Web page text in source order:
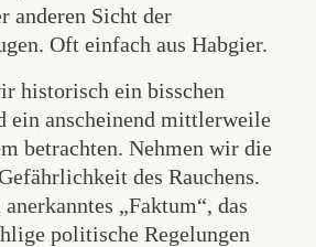
anderen Sicht der
Oft einfach aus Habgier.
historisch ein bisschen
ein anscheinend mittlerweile
betrachten. Nehmen wir die
des Rauchens.
„Faktum“, das
politische Regelungen